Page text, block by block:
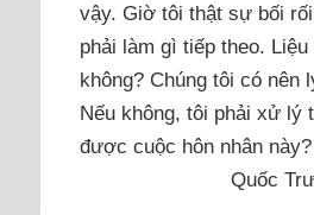
vậy. Giờ tôi thật sự bối
phải làm gì tiếp theo.
không? Chúng tôi có nên
Nếu không, tôi phải xử lý
được cuộc hôn nhân này?
Quốc